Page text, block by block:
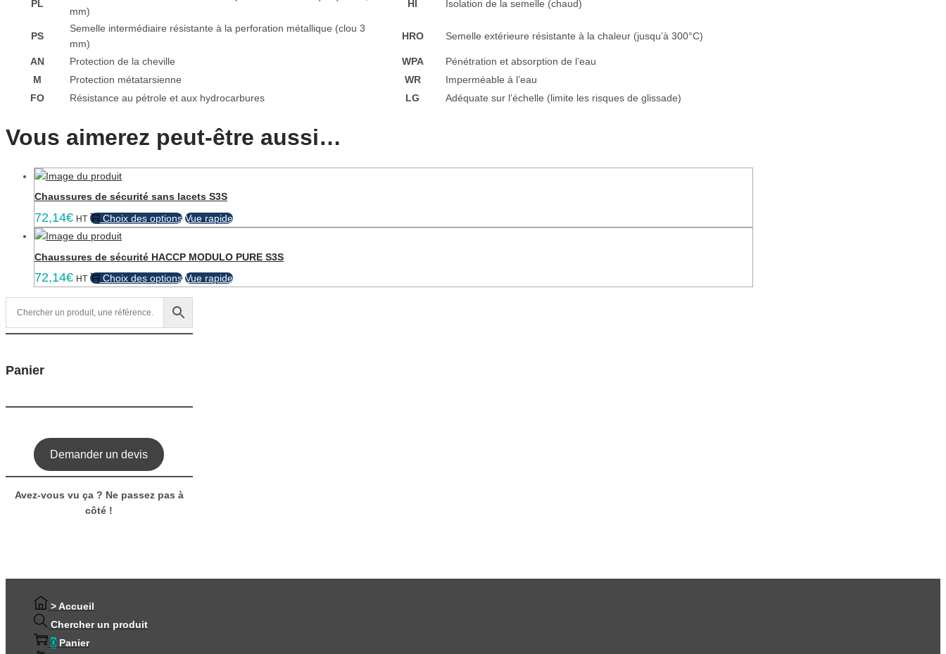
PL
mm)
HI Isolation de la semelle (chaud)
PS
Semelle intermédiaire résistante à la perforation métallique (clou 3
mm)
HRO Semelle extérieure résistante à la chaleur (jusqu’à 300°C)
AN Protection de la cheville WPA
Pénétration et absorption de l’eau
M
Protection métatarsienne WR
Imperméable à l’eau
FO
Résistance au pétrole et aux hydrocarbures LG Adéquate sur l’échelle (limite les risques de glissade)
Vous aimerez peut-être aussi…
Chaussures de sécurité sans lacets S3S
72,14€ HT Choix des options Ce
plusieurs
variations.
Vue rapide
Chaussures de sécurité HACCP MODULO PURE S3S
72,14€ HT Choix des options Ce
du
Vue rapide
Panier
Demander un devis
Avez-vous vu ça ? Ne passez pas à
côté !
> Accueil
Chercher un produit
0 Panier